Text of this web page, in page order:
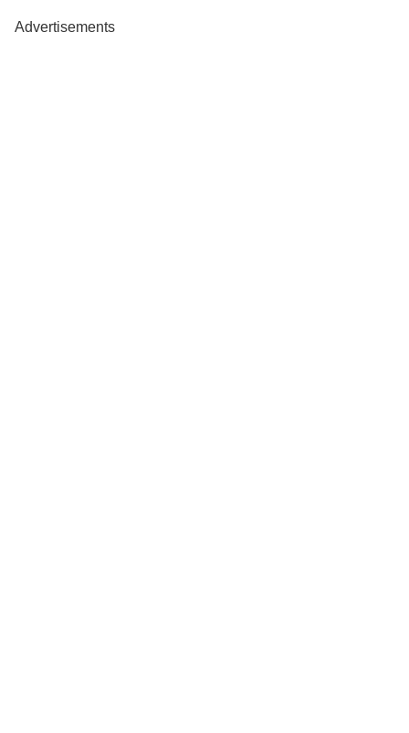
Advertisements